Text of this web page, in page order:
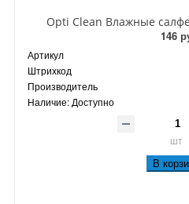
Opti Clean Влажные
146
Артикул
Штрихкод
Производитель
Наличие: Доступно
шт
В